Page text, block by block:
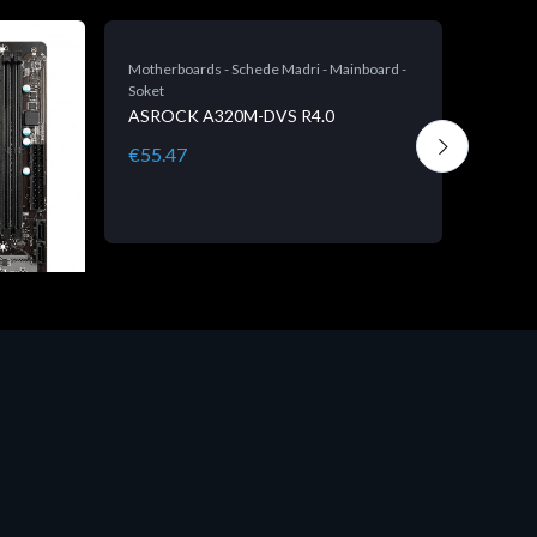
Motherboards - Schede Madri - Mainboard -
Soket
ASROCK A320M-DVS R4.0
€55.47